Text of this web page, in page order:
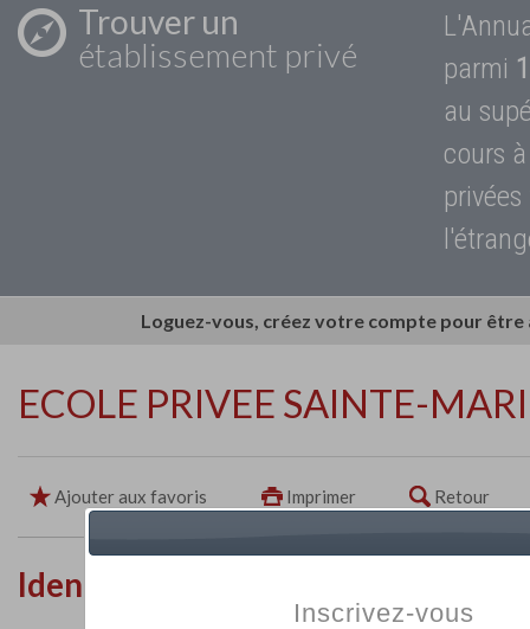
Trouver un
établissement privé
parmi
au
cours
Loguez-vous, créez votre compte pour
ECOLE PRIVEE SAINTE-
Ajouter aux favoris Imprimer Retour
Identité de l'établissement
Inscrivez-vous